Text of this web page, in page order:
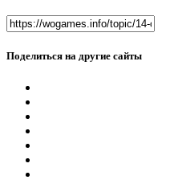
Поделиться на другие сайты